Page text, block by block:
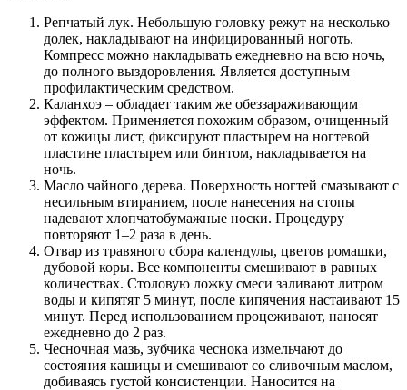
Репчатый лук. Небольшую головку режут на несколько
долек, накладывают на инфицированный ноготь.
Компресс можно накладывать ежедневно на всю ночь,
до полного выздоровления. Является доступным
профилактическим средством.
Каланхоэ – обладает таким же обеззараживающим
эффектом. Применяется похожим образом, очищенный
от кожицы лист, фиксируют пластырем на ногтевой
пластине пластырем или бинтом, накладывается на
ночь.
Масло чайного дерева. Поверхность ногтей смазывают с
несильным втиранием, после нанесения на стопы
надевают хлопчатобумажные носки. Процедуру
повторяют 1–2 раза в день.
Отвар из травяного сбора календулы, цветов ромашки,
дубовой коры. Все компоненты смешивают в равных
количествах. Столовую ложку смеси заливают литром
воды и кипятят 5 минут, после кипячения настаивают 15
минут. Перед использованием процеживают, наносят
ежедневно до 2 раз.
Чесночная мазь, зубчика чеснока измельчают до
состояния кашицы и смешивают со сливочным маслом,
добиваясь густой консистенции. Наносится на